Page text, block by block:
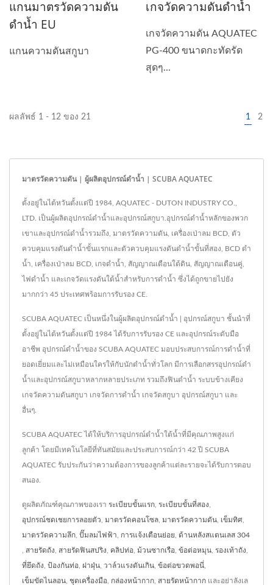
แกนมาตรวัดความดัน
ดำน้ำ EU
แกนความดันสกูบา
เกจวัดความดันดำน้ำ
เกจวัดความดัน AQUATEC
PG-400 ขนาดกะทัดรัด
สุดๆ...
ผลลัพธ์ 1 - 12 ของ 21 1 2
มาตรวัดความดัน | ผู้ผลิตอุปกรณ์ดำน้ำ | SCUBA AQUATEC
ตั้งอยู่ในไต้หวันตั้งแต่ปี 1984, AQUATEC - DUTON INDUSTRY CO.,
LTD. เป็นผู้ผลิตอุปกรณ์ดำน้ำและอุปกรณ์สกูบา.อุปกรณ์ดำน้ำหลักของพวก
เขาและอุปกรณ์ดำน้ำรวมถึง, มาตรวัดความดัน, เครื่องเป่าลม BCD, ตัว
ควบคุมแรงดันดำน้ำขั้นแรกและตัวควบคุมแรงดันดำน้ำขั้นที่สอง, BCD ดำ
น้ำ, เครื่องเป่าลม BCD, เกจดำน้ำ, สัญญาณเตือนใต้ดิน, สัญญาณเตือนคู่,
ไฟดำน้ำ และเกจวัดแรงดันใต้น้ำสำหรับการดำน้ำ ซึ่งได้ถูกขายไปยัง
มากกว่า 45 ประเทศพร้อมการรับรอง CE.
SCUBA AQUATEC เป็นหนึ่งในผู้ผลิตอุปกรณ์ดำน้ำ | อุปกรณ์สกูบา ชั้นนำที่
ตั้งอยู่ในไต้หวันตั้งแต่ปี 1984 ได้รับการรับรอง CE และอุปกรณ์ระดับมือ
อาชีพ อุปกรณ์ดำน้ำของ SCUBA AQUATEC มอบประสบการณ์การดำน้ำที่
ยอดเยี่ยมและไม่เหมือนใครให้กับนักดำน้ำทั่วโลก มีการเลือกสรรอุปกรณ์ดำ
น้ำและอุปกรณ์สกูบาหลากหลายประเภท รวมถึงฟินดำน้ำ ระบบข้างเคียง
เกจวัดความดันสกูบา เกจวัดการดำน้ำ เกจวัดสกูบา อุปกรณ์สกูบา และ
อื่นๆ.
SCUBA AQUATEC ได้ให้บริการอุปกรณ์ดำน้ำใต้น้ำที่มีคุณภาพสูงแก่
ลูกค้า โดยมีเทคโนโลยีที่ทันสมัยและประสบการณ์กว่า 42 ปี SCUBA
AQUATEC รับประกันว่าความต้องการของลูกค้าแต่ละรายจะได้รับการตอบ
สนอง.
ดูผลิตภัณฑ์คุณภาพของเรา ระเบียบขั้นแรก ระเบียบขั้นที่สอง
อุปกรณ์ชดเชยการลอยตัว มาตรวัดคอนโซล มาตรวัดความดัน เข็มทิศ
มาตรวัดความลึก ปั๊มลมไฟฟ้า การแจ้งเตือนย่อย ด้านหลังสแตนเลส 304
สายรัดถัง สายรัดฟินสปริง คลิปท่อ ม้วนซากเรือ ข้อต่อหมุน รองเท้าถัง
ที่ยึดถัง ป้องกันท่อ ฝาฝุ่น วาล์วแรงดันเกิน ข้อต่อขวดพอนี่
เข็มขัดไนลอน ชุดเครื่องมือ กล่องหน้ากาก สายรัดหน้ากาก และอย่าลังเล